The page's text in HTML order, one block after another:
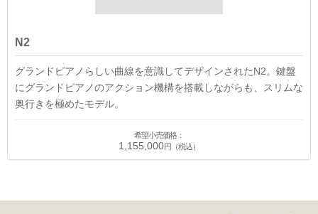
N2
グランドピアノらしい曲線を意識してデザインされたN2。鍵盤
にグランドピアノのアクション機構を搭載しながらも、スリムな
奥行きを極めたモデル。
希望小売価格：
1,155,000円（税込）